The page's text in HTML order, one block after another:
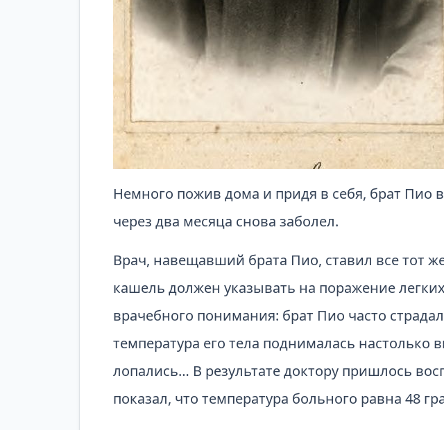
Немного пожив дома и придя в себя, брат Пио
через два месяца снова заболел.
Врач, навещавший брата Пио, ставил все тот
кашель должен указывать на поражение
врачебного понимания: брат Пио часто
температура его тела поднималась настолько
лопались… В результате доктору пришлось
показал, что температура больного равна 48